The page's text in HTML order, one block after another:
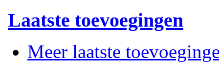
Laatste toevoegingen
Meer laatste